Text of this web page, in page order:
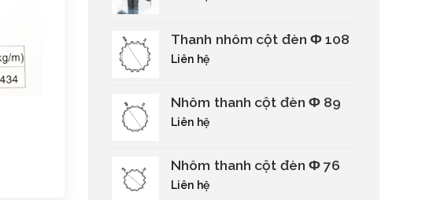
Thanh nhôm cột đèn Φ 108
Liên hệ
Nhôm thanh cột đèn Φ 89
Liên hệ
Nhôm thanh cột đèn Φ 76
Liên hệ